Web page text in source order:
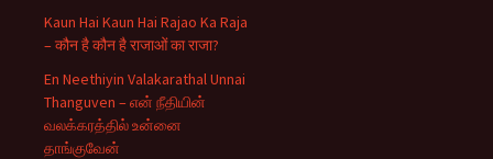
Kaun Hai Kaun Hai Rajao Ka Raja
– कौन है कौन है राजाओं का राजा?
En Neethiyin Valakarathal Unnai
Thanguven – என் நீதியின்
வலக்கரத்தில் உன்னை
தாங்குவேன்